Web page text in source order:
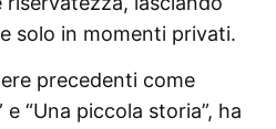
solo in momenti privati.
precedenti come
“Una piccola storia”, ha